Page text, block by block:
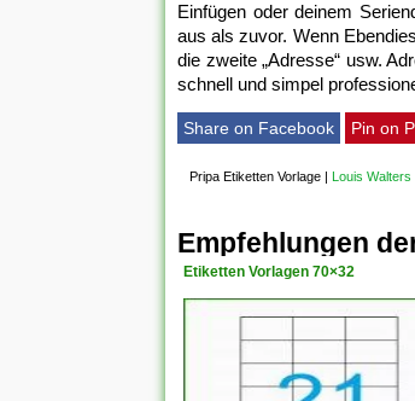
Einfügen oder deinem
aus als zuvor. Wenn
die zweite „Adresse“ usw.
schnell und simpel
Share on Facebook Pin on
Pripa Etiketten Vorlage | Louis Walters
Empfehlungen
Etiketten Vorlagen 70×32